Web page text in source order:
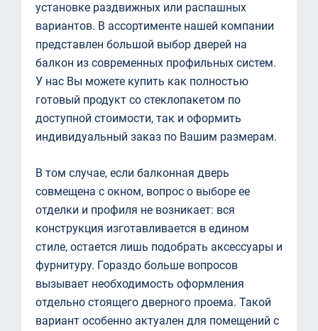
установке раздвижных или распашных
вариантов. В ассортименте нашей компании
представлен большой выбор дверей на
балкон из современных профильных систем.
У нас Вы можете купить как полностью
готовый продукт со стеклопакетом по
доступной стоимости, так и оформить
индивидуальный заказ по Вашим размерам.
В том случае, если балконная дверь
совмещена с окном, вопрос о выборе ее
отделки и профиля не возникает: вся
конструкция изготавливается в едином
стиле, остается лишь подобрать аксессуары и
фурнитуру. Гораздо больше вопросов
вызывает необходимость оформления
отдельно стоящего дверного проема. Такой
вариант особенно актуален для помещений с